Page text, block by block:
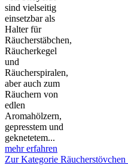
sind vielseitig
einsetzbar als
Halter für
Räucherstäbchen,
Räucherkegel
und
Räucherspiralen,
aber auch zum
Räuchern von
edlen
Aromahölzern,
gepresstem und
geknetetem...
mehr erfahren
Zur Kategorie